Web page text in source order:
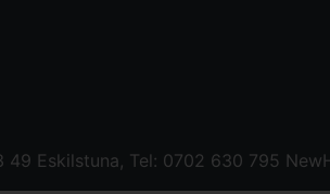
49 Eskilstuna, Tel: 0702 630 795